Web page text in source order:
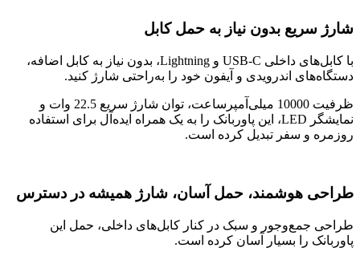
شارژ سریع بدون نیاز به حمل کابل
با کابل‌های داخلی USB-C و Lightning، بدون نیاز به کابل اضافه،
دستگاه‌های اندرویدی و آیفون خود را به‌راحتی شارژ کنید.
ظرفیت 10000 میلی‌آمپرساعت، توان شارژ سریع 22.5 وات و
نمایشگر LED، این پاوربانک را به یک همراه ایده‌آل برای استفاده
روزمره و سفر تبدیل کرده است.
طراحی هوشمند، حمل آسان، شارژ همیشه در دسترس
طراحی جمع‌وجور و سبک در کنار کابل‌های داخلی، حمل این
پاوربانک را بسیار آسان کرده است.